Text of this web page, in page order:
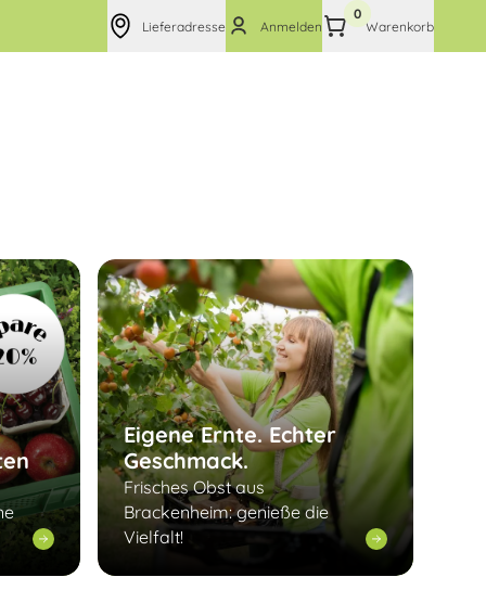
Lieferadresse Anmelden
0
Warenkorb
Eigene Ernte. Echter
Geschmack.
Frisches Obst aus
Brackenheim: genieße die
Vielfalt!